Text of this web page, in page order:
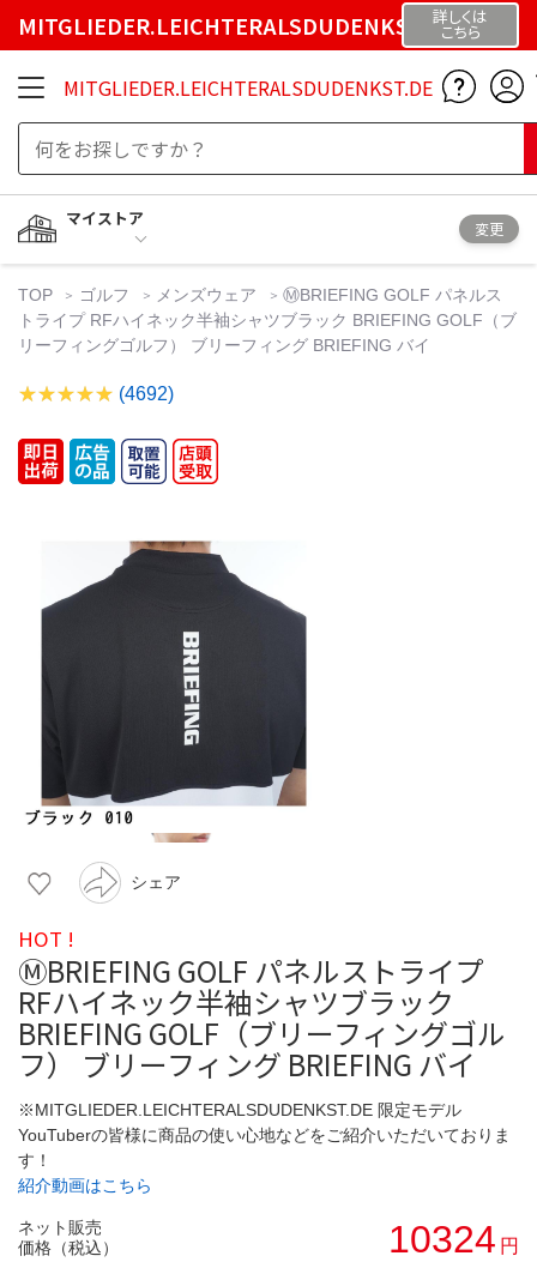
MITGLIEDER.LEICHTERALSDUDENKST.DE詳しくは
こちら
MITGLIEDER.LEICHTERALSDUDENKST.DE
マイストア
変更
TOP ゴルフ メンズウェア
ⓂBRIEFING GOLF パネルス
トライプ RFハイネック半袖シャツブラック BRIEFING GOLF（ブ
リーフィングゴルフ） ブリーフィング BRIEFING バイ
(4692)
シェア
HOT !
ⓂBRIEFING GOLF パネルストライプ
RFハイネック半袖シャツブラック
BRIEFING GOLF（ブリーフィングゴル
フ） ブリーフィング BRIEFING バイ
※MITGLIEDER.LEICHTERALSDUDENKST.DE 限定モデル
YouTuberの皆様に商品の使い心地などをご紹介いただいておりま
す！
紹介動画はこちら
ネット販売
価格（税込）
10324 円